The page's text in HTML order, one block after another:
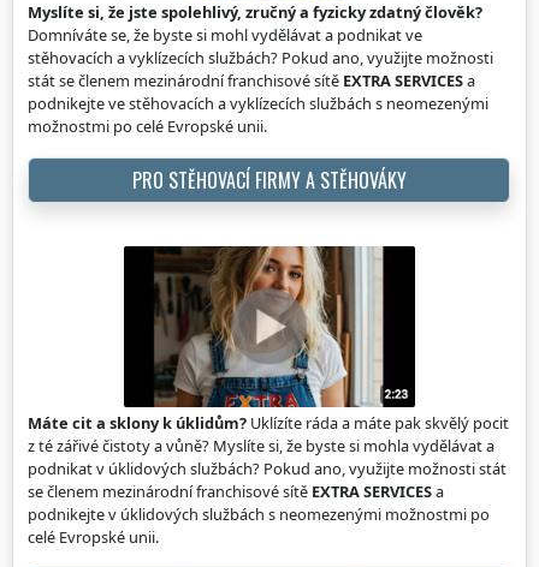
Myslíte si, že jste spolehlivý, zručný a fyzicky zdatný člověk?
Domníváte se, že byste si mohl vydělávat a podnikat ve
stěhovacích a vyklízecích službách? Pokud ano, využijte možnosti
stát se členem mezinárodní franchisové sítě EXTRA SERVICESa
podnikejte ve stěhovacích a vyklízecích službách s neomezenými
možnostmi po celé Evropské unii.
PRO STĚHOVACÍ FIRMY A STĚHOVÁKY
Máte cit a sklony k úklidům? Uklízíte ráda a máte pak skvělý pocit
z té zářivé čistoty a vůně? Myslíte si, že byste si mohla vydělávat a
podnikat v úklidových službách? Pokud ano, využijte možnosti stát
se členem mezinárodní franchisové sítě EXTRA SERVICESa
podnikejte v úklidových službách s neomezenými možnostmi po
celé Evropské unii.